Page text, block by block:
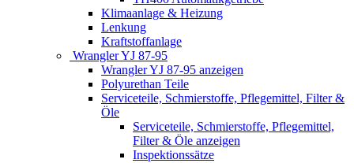
Klimaanlage & Heizung
Lenkung
Kraftstoffanlage
Wrangler YJ 87-95
Wrangler YJ 87-95 anzeigen
Polyurethan Teile
Serviceteile, Schmierstoffe, Pflegemittel, Filter &
Öle
Serviceteile, Schmierstoffe, Pflegemittel,
Filter & Öle anzeigen
Inspektionssätze